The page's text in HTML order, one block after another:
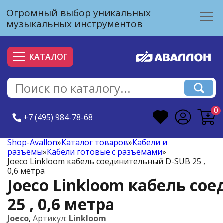
Огромный выбор уникальных
музыкальных инструментов
КАТАЛОГ
+7 (495) 984-78-68
0
Shop-Avallon»Каталог товаров»Кабели и
разъёмы»Кабели готовые с разъемами»
Joeco Linkloom кабель соединительный D-SUB 25 ,
0,6 метра
Joeco Linkloom кабель
25 , 0,6 метра
Joeco, Артикул: Linkloom